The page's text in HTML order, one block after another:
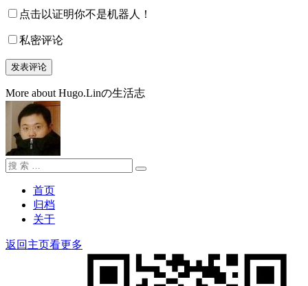
点击以证明你不是机器人！
私密评论
More about Hugo.Linの生活志
搜
搜
首页
归档
关于
返回主页看更多